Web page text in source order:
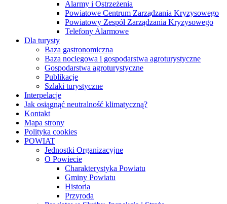
Alarmy i Ostrzeżenia
Powiatowe Centrum Zarządzania Kryzysowego
Powiatowy Zespół Zarządzania Kryzysowego
Telefony Alarmowe
Dla turysty
Baza gastronomiczna
Baza noclegowa i gospodarstwa agroturystyczne
Gospodarstwa agroturystyczne
Publikacje
Szlaki turystyczne
Interpelacje
Jak osiągnąć neutralność klimatyczną?
Kontakt
Mapa strony
Polityka cookies
POWIAT
Jednostki Organizacyjne
O Powiecie
Charakterystyka Powiatu
Gminy Powiatu
Historia
Przyroda